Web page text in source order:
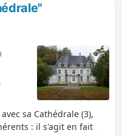
sa Cathédrale (3),
: il s'agit en fait